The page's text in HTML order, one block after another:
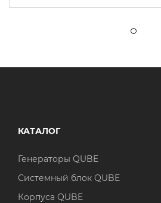
КАТАЛОГ
Генераторы QUBE
Системный блок QUBE
Корпуса QUBE